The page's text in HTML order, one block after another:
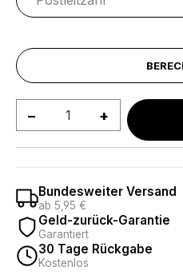
Produkt Anzahl:
Bundesweiter Versand
ab 5,95 €
Geld-zurück-Garantie
Garantiert
30 Tage Rückgabe
Kostenlos